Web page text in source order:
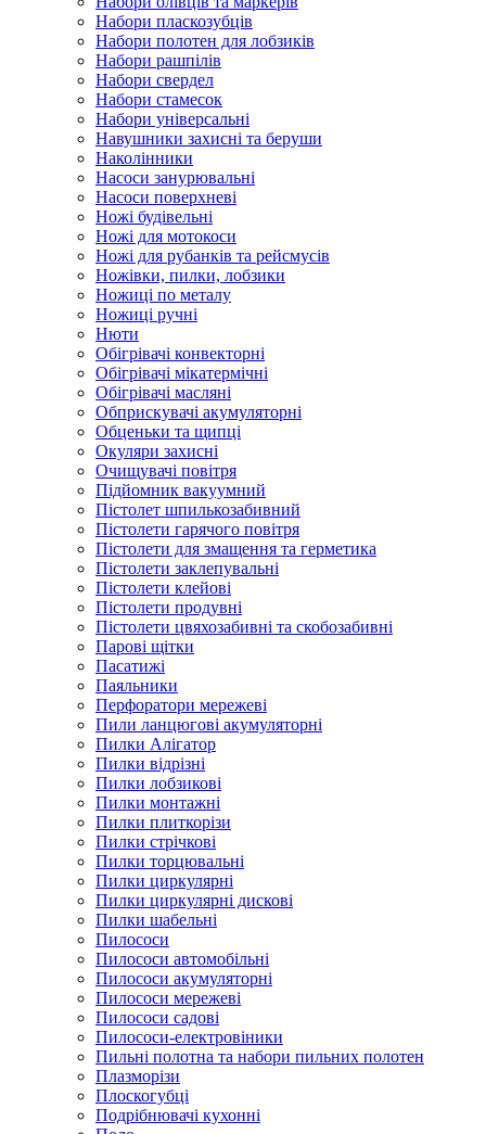
Набори пласкозубців
Набори полотен для лобзиків
Набори рашпілів
Набори свердел
Набори стамесок
Набори універсальні
Навушники захисні та беруши
Наколінники
Насоси занурювальні
Насоси поверхневі
Ножі будівельні
Ножі для мотокоси
Ножі для рубанків та рейсмусів
Ножівки, пилки, лобзики
Ножиці по металу
Ножиці ручні
Нюти
Обігрівачі конвекторні
Обігрівачі мікатермічні
Обігрівачі масляні
Обприскувачі акумуляторні
Обценьки та щипці
Окуляри захисні
Очищувачі повітря
Підйомник вакуумний
Пістолет шпилькозабивний
Пістолети гарячого повітря
Пістолети для змащення та герметика
Пістолети заклепувальні
Пістолети клейові
Пістолети продувні
Пістолети цвяхозабивні та скобозабивні
Парові щітки
Пасатижі
Паяльники
Перфоратори мережеві
Пили ланцюгові акумуляторні
Пилки Алігатор
Пилки відрізні
Пилки лобзикові
Пилки монтажні
Пилки плиткорізи
Пилки стрічкові
Пилки торцювальні
Пилки циркулярні
Пилки циркулярні дискові
Пилки шабельні
Пилососи
Пилососи автомобільні
Пилососи акумуляторні
Пилососи мережеві
Пилососи садові
Пилососи-електровіники
Пильні полотна та набори пильних полотен
Плазморізи
Плоскогубці
Подрібнювачі кухонні